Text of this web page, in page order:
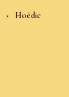
Hoëdic